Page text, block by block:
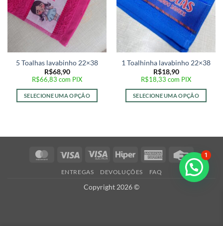
5 Toalhas lavabinho 22×38
R$68,90
R$66,83 com PIX
SELECIONE UMA OPÇÃO
1 Toalhinha lavabinho 22×38
R$18,90
R$18,33 com PIX
SELECIONE UMA OPÇÃO
MasterCardVisa
Visa
Hiper
American
Express
Credit
Card
ENTREGAS DEVOLUÇÕES FAQ
Copyright 2026 ©
1